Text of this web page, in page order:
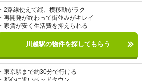
・2路線使えて縦、横移動がラク
・再開発が終わって街並みがキレイ
・家賃が安く生活費を抑えられる
川越駅の物件を探してもらう
・東京駅まで約30分で行ける
・都心に近いベッドタウン